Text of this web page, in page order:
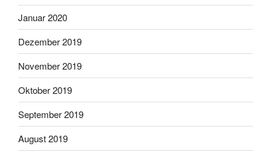
Januar 2020
Dezember 2019
November 2019
Oktober 2019
September 2019
August 2019